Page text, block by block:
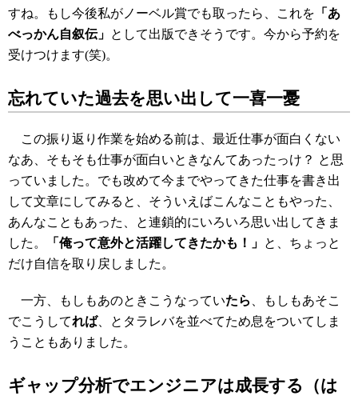
すね。もし今後私がノーベル賞でも取ったら、これを 「あ
べっかん自叙伝」 として出版できそうです。今から予約を
受けつけます(笑)。
忘れていた過去を思い出して一喜一憂
この振り返り作業を始める前は、最近仕事が面白くない
なあ、そもそも仕事が面白いときなんてあったっけ？ と思
っていました。でも改めて今までやってきた仕事を書き出
して文章にしてみると、そういえばこんなこともやった、
あんなこともあった、と連鎖的にいろいろ思い出してきま
した。
「俺って意外と活躍してきたかも！」 と、ちょっと
だけ自信を取り戻しました。
一方、もしもあのときこうなっていたら
、もしもあそこ
でこうしてれば、とタラレバを並べてため息をついてしま
うこともありました。
ギャップ分析でエンジニアは成長する（は